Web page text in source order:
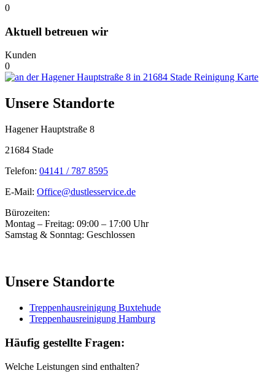
0
Aktuell betreuen wir
Kunden
0
Unsere Standorte
Hagener Hauptstraße 8
21684 Stade
Telefon: 04141 / 787 8595
E-Mail: Office@dustlesservice.de
Bürozeiten:
Montag – Freitag: 09:00 – 17:00 Uhr
Samstag & Sonntag: Geschlossen
Unsere Standorte
Treppenhausreinigung Buxtehude
Treppenhausreinigung Hamburg
Häufig gestellte Fragen:
Welche Leistungen sind enthalten?